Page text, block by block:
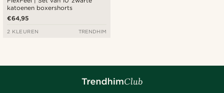
katoenen boxershorts
€64,95
2 KLEUREN TRENDHIM